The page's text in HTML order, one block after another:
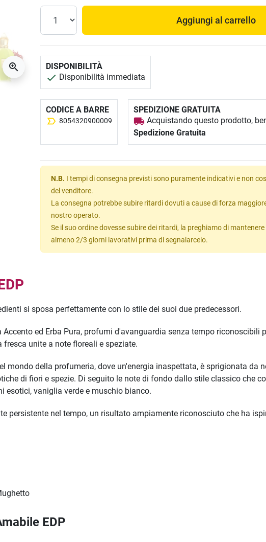
Aggiungi al carrello
DISPONIBILITÀ
Disponibilità immediata
CODICE A BARRE
8054320900009
SPEDIZIONE GRATUITA
Acquistando questo prodotto,
Spedizione Gratuita
N.B. I tempi di consegna previsti sono puramente indicativi e non
del venditore.
La consegna potrebbe subire ritardi dovuti a cause di forza
nostro operato.
Se il suo ordine dovesse subire dei ritardi, la preghiamo di
almeno 2/3 giorni lavorativi prima di segnalarcelo.
si sposa perfettamente con lo stile dei suoi due predecessori.
ed Erba Pura, profumi d'avanguardia senza tempo riconoscibili
unite a note floreali e speziate.
mondo della profumeria, dove un'energia inaspettata, è sprigionata da
di fiori e spezie. Di seguito le note di fondo dallo stile classico che
vaniglia verde e muschio bianco.
persistente nel tempo, un risultato ampiamente riconosciuto che ha
EDP